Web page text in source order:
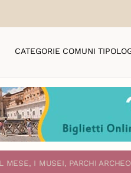
CATEGORIE COMUNI
MESE, I MUSEI, PARCHI